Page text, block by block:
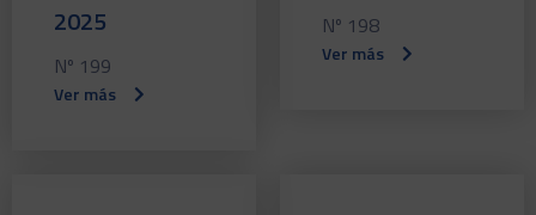
2025
Nº 199
Ver más
Nº 198
Ver más